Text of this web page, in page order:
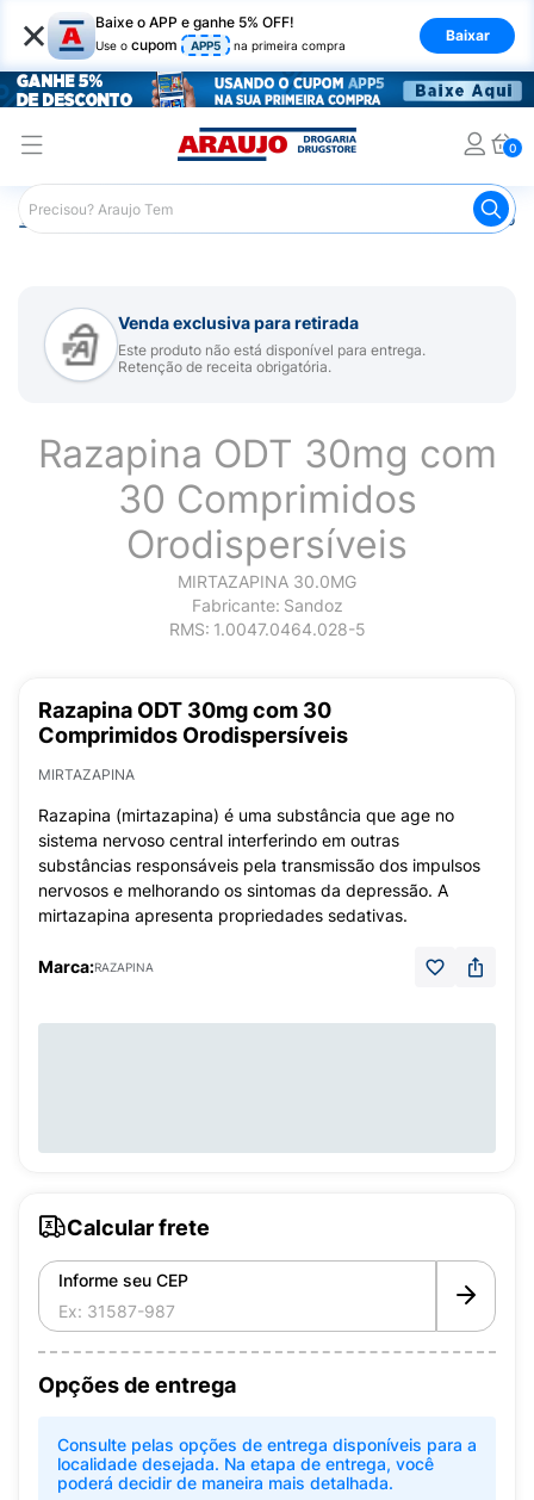
× Baixe o APP e ganhe 5% OFF!
Use o cupom APP5 na primeira compra
Baixar
0
Araujo Medicamentos Remédio para Sistema Nervoso
Venda exclusiva para retirada
Este produto não está disponível para entrega.
Retenção de receita obrigatória.
Razapina ODT 30mg com
30 Comprimidos
Orodispersíveis
MIRTAZAPINA 30.0MG
Fabricante: Sandoz
RMS: 1.0047.0464.028-5
Razapina ODT 30mg com 30
Comprimidos Orodispersíveis
MIRTAZAPINA
Razapina (mirtazapina) é uma substância que age no
sistema nervoso central interferindo em outras
substâncias responsáveis pela transmissão dos impulsos
nervosos e melhorando os sintomas da depressão. A
mirtazapina apresenta propriedades sedativas.
Marca:RAZAPINA
Calcular frete
Informe seu CEP
Opções de entrega
Consulte pelas opções de entrega disponíveis para a
localidade desejada. Na etapa de entrega, você
poderá decidir de maneira mais detalhada.